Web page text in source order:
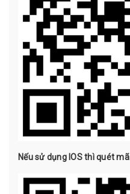
Nếu sử dụng IOS thì quét